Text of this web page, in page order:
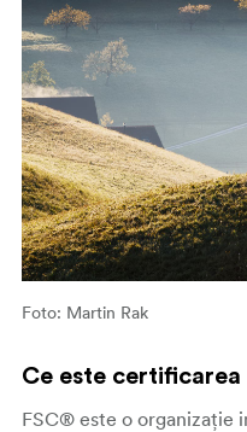
Foto: Martin Rak
Ce este certificarea
FSC® este o organizație